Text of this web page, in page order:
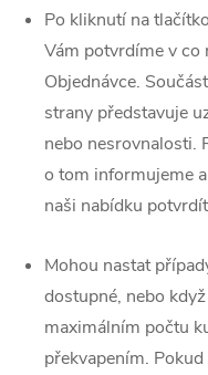
Po kliknutí na
Vám potvrdíme v co
Objednávce.
strany představuje
nebo nesrovnalosti.
o tom informujeme
naši nabídku
Mohou nastat
dostupné, nebo
maximálním počtu
překvapením.